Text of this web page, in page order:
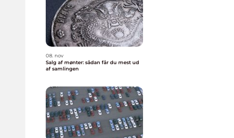
08. nov
Salg af mønter: sådan får du mest ud
af samlingen